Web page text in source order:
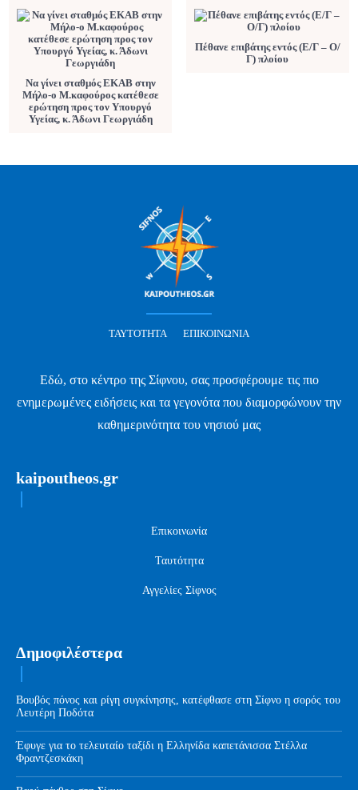
Να γίνει σταθμός ΕΚΑΒ στην
Μήλο-ο Μ.καφούρος κατέθεσε
ερώτηση προς τον Υπουργό
Υγείας, κ. Άδωνι Γεωργιάδη
Πέθανε επιβάτης εντός (Ε/Γ – Ο/
Γ) πλοίου
ΤΑΥΤΌΤΗΤΑ ΕΠΙΚΟΙΝΩΝΊΑ
Εδώ, στο κέντρο της Σίφνου, σας προσφέρουμε τις πιο
ενημερωμένες ειδήσεις και τα γεγονότα που διαμορφώνουν την
καθημερινότητα του νησιού μας
kaipoutheos.gr
Επικοινωνία
Ταυτότητα
Αγγελίες Σίφνος
Δημοφιλέστερα
Βουβός πόνος και ρίγη συγκίνησης, κατέφθασε στη Σίφνο η σορός του
Λευτέρη Ποδότα
Έφυγε για το τελευταίο ταξίδι η Ελληνίδα καπετάνισσα Στέλλα
Φραντζεσκάκη